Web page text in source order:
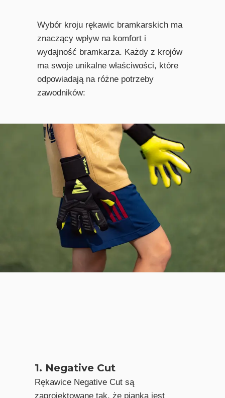
Wybór kroju rękawic bramkarskich ma
znaczący wpływ na komfort i
wydajność bramkarza. Każdy z krojów
ma swoje unikalne właściwości, które
odpowiadają na różne potrzeby
zawodników:
1. Negative Cut
Rękawice Negative Cut są
zaprojektowane tak, że pianka jest